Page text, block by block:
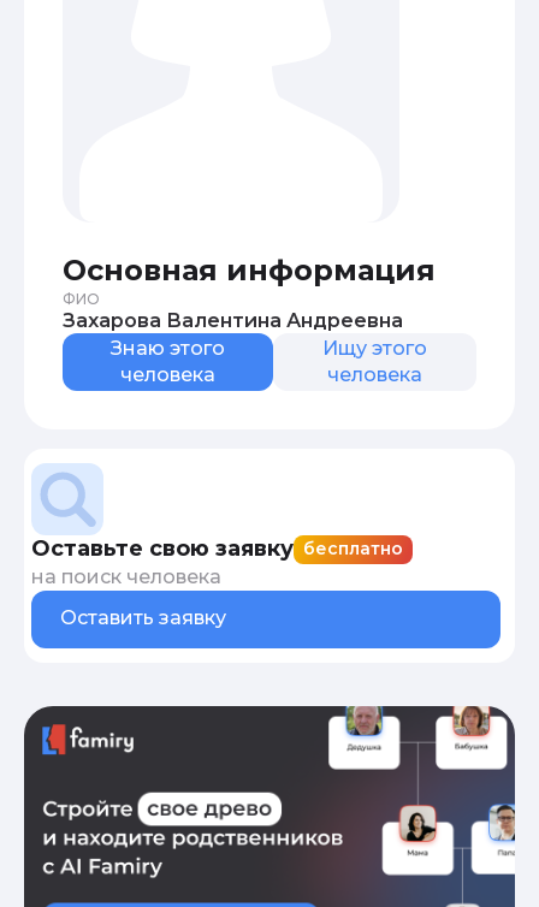
Основная информация
ФИО
Захарова Валентина Андреевна
Знаю этого
человека
Ищу этого
человека
Оставьте свою заявку бесплатно
на поиск человека
Оставить заявку